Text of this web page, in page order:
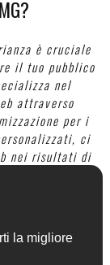
è cruciale
il tuo pubblico
nel
attraverso
per i
ci
nei risultati di
Contattaci
migliorare il
desiderata.